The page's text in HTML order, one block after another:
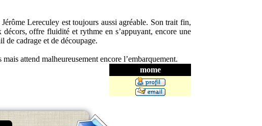
Lereculey est toujours aussi agréable. Son trait fin,
offre fluidité et rythme en s’appuyant, encore une
cadrage et de découpage.
attend malheureusement encore l’embarquement.
mome